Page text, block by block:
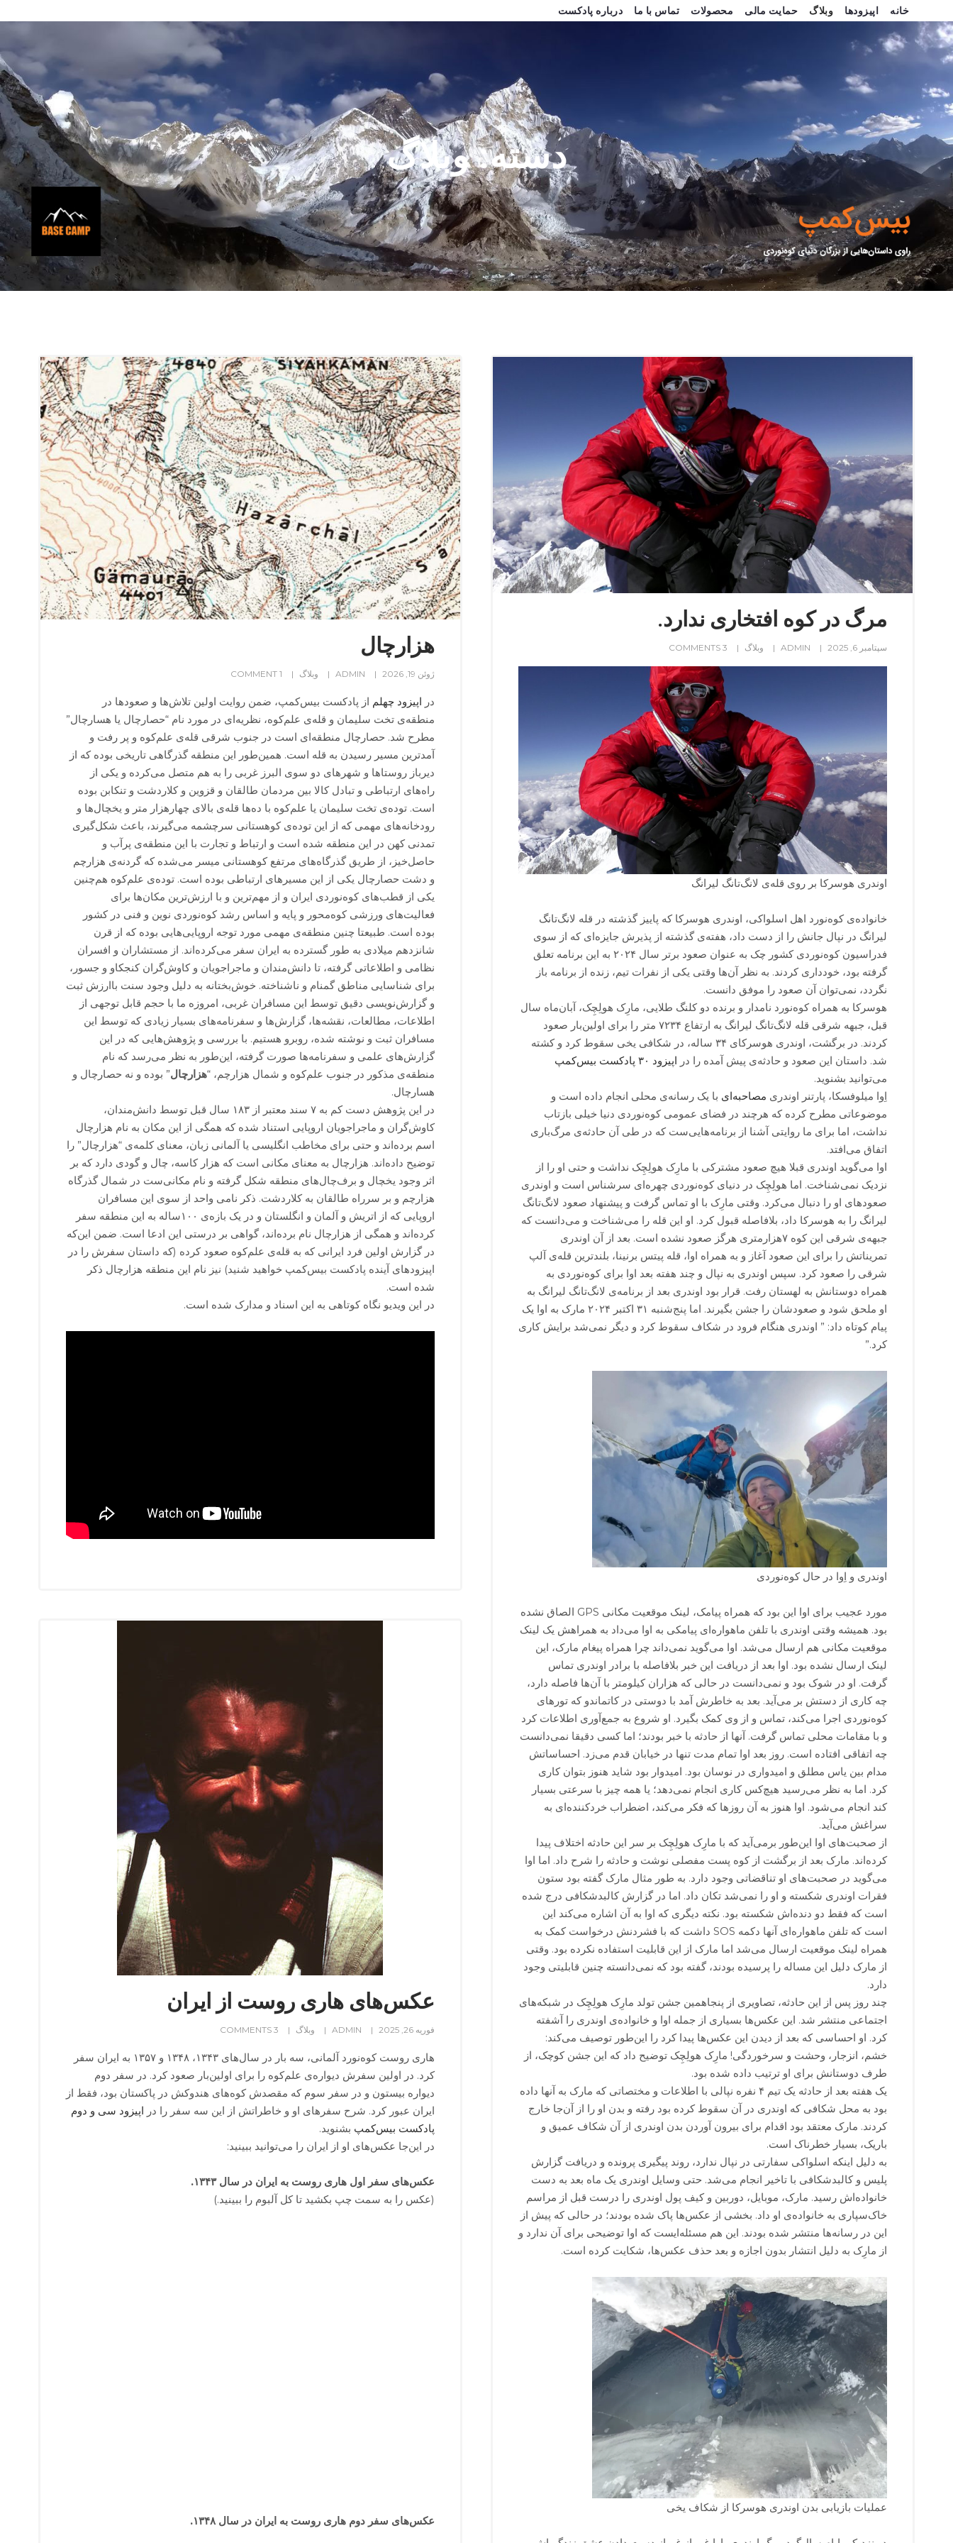
درباره پادکست تماس با ما محصولات حمایت مالی وبلاگ اپیزودها خانه
دسته:وبلاگ
هزارچال
ژوئن 19, 2026 ADMIN وبلاگ 1 COMMENT
در اپیزود چهلم از پادکست بیس‌کمپ، ضمن روایت اولین تلاش‌ها و صعودها در
منطقه‌ی تخت سلیمان و قله‌ی علم‌کوه، نظریه‌ای در مورد نام “حصارچال یا هسارچال”
مطرح شد. حصارچال منطقه‌ای است در جنوب شرقی قله‌ی علم‌کوه و پر رفت و
آمدترین مسیر رسیدن به قله است. همین‌طور این منطقه گذرگاهی تاریخی بوده که از
دیرباز روستاها و شهرهای دو سوی البرز غربی را به هم متصل می‌کرده و یکی از
راه‌های ارتباطی و تبادل کالا بین مردمان طالقان و قزوین و کلاردشت و تنکابن بوده
است. توده‌ی تخت سلیمان یا علم‌کوه با ده‌ها قله‌ی بالای چهارهزار متر و یخچال‌ها و
رودخانه‌های مهمی که از این توده‌ی کوهستانی سرچشمه می‌گیرند، باعث شکل‌گیری
تمدنی کهن در این منطقه شده است و ارتباط و تجارت با این منطقه‌ی پرآب و
حاصل‌خیز، از طریق گذرگاه‌های مرتفع کوهستانی میسر می‌شده که گردنه‌ی هزارچم
و دشت حصارچال یکی از این مسیرهای ارتباطی بوده است. توده‌ی علم‌کوه هم‌چنین
یکی از قطب‌های کوه‌نوردی ایران و از مهم‌ترین‌ و با ارزش‌ترین مکان‌ها برای
فعالیت‌های ورزشی کوه‌محور و پایه و اساس رشد کوه‌نوردی نوین و فنی در کشور
بوده است. طبیعتا چنین منطقه‌ی مهمی مورد توجه اروپایی‌هایی بوده که از قرن
شانزدهم میلادی به طور گسترده به ایران سفر می‌کرده‌اند. از مستشاران و افسران
نظامی و اطلاعاتی گرفته، تا دانش‌مندان و ماجراجویان و کاوش‌گران کنجکاو و جسور،
برای شناسایی مناطق گمنام و ناشناخته. خوش‌بختانه به دلیل وجود سنت باارزش ثبت
و گزارش‌نویسی دقیق توسط این مسافران غربی، امروزه ما با حجم قابل توجهی از
اطلاعات، مطالعات، نقشه‌ها، گزارش‌ها و سفرنامه‌های بسیار زیادی که توسط این
مسافران ثبت و نوشته شده، روبرو هستیم. با بررسی و پژوهش‌هایی که در این
گزارش‌های علمی و سفرنامه‌ها صورت گرفته، این‌طور به نظر می‌رسد که نام
منطقه‌ی مذکور در جنوب علم‌کوه و شمال هزارچم، “هزارچال” بوده و نه حصارچال و
هسارچال.
در این پژوهش دست کم به ۷ سند معتبر از ۱۸۳ سال قبل توسط دانش‌مندان،
کاوش‌گران و ماجراجویان اروپایی استناد شده که همگی از این مکان به نام هزارچال
اسم برده‌اند و حتی برای مخاطب انگلیسی یا آلمانی زبان، معنای کلمه‌ی “هزارچال” را
توضیح داده‌اند. هزارچال به معنای مکانی است که هزار کاسه، چال و گودی دارد که بر
اثر وجود یخچال‌ و برف‌چال‌های منطقه شکل گرفته و نام مکانی‌ست در شمال گذرگاه
هزارچم و بر سرراه طالقان به کلاردشت. ذکر نامی واحد از سوی این مسافران
اروپایی که از اتریش و آلمان و انگلستان و در یک بازه‌ی ۱۰۰ساله به این منطقه سفر
کرده‌اند و همگی از هزارچال نام برده‌اند، گواهی بر درستی این ادعا است. ضمن این‌که
در گزارش اولین فرد ایرانی که به قله‌ی علم‌کوه صعود کرده (که داستان سفرش را در
اپیزودهای آینده پادکست بیس‌کمپ خواهید شنید) نیز نام این منطقه هزارچال ذکر
شده است.
در این ویدیو نگاه کوتاهی به این اسناد و مدارک شده است.
مرگ در کوه افتخاری ندارد.
سپتامبر 6, 2025 ADMIN وبلاگ 3 COMMENTS
اوندری هوسرکا بر روی قله‌ی لانگ‌تانگ لیرانگ
خانواده‌ی کوه‌نورد اهل اسلواکی، اوندری هوسرکا که پاییز گذشته در قله لانگ‌تانگ
لیرانگ در نپال جانش را از دست داد، هفته‌ی گذشته از پذیرش جایزه‌‌ای که از سوی
فدراسیون کوه‌نوردی کشور چک به عنوان صعود برتر سال ۲۰۲۴ به این برنامه تعلق
گرفته بود، خودداری کردند. به نظر آن‌ها وقتی یکی از نفرات تیم، زنده از برنامه باز
نگردد، نمی‌توان آن صعود را موفق دانست.
هوسرکا به همراه کوه‌نورد نامدار و برنده دو کلنگ طلایی، مارِک هولِچِک، آبان‌ماه سال
قبل، جبهه شرقی قله لانگ‌تانگ لیرانگ به ارتفاع ۷۲۳۴ متر را برای اولین‌بار صعود
کردند. در برگشت، اوندری هوسرکای ۳۴ ساله، در شکافی یخی سقوط کرد و کشته
شد. داستان این صعود و حادثه‌ی پیش آمده را در اپیزود ۳۰ پادکست بیس‌کمپ
می‌توانید بشنوید.
اِوا میلوفسکا، پارتنر اوندری مصاحبه‌ای با یک رسانه‌ی محلی انجام داده است و
موضوعاتی مطرح کرده که هرچند در فضای عمومی کوه‌نوردی دنیا خیلی بازتاب
نداشت، اما برای ما روایتی آشنا از برنامه‌هایی‌ست که در طی آن حادثه‌ی مرگ‌باری
اتفاق می‌افتد.
اوا می‌گوید اوندری قبلا هیچ صعود مشترکی با مارِک هولِچِک نداشت و حتی او را از
نزدیک نمی‌شناخت. اما هولِچِک در دنیای کوه‌نوردی چهره‌ای سرشناس است و اوندری
صعودهای او را دنبال می‌کرد. وقتی مارِک با او تماس گرفت و پیشنهاد صعود لانگ‌تانگ
لیرانگ را به هوسرکا داد، بلافاصله قبول کرد. او این قله را می‌شناخت و می‌دانست که
جبهه‌ی شرقی این کوه ۷هزارمتری هرگز صعود نشده است. بعد از آن اوندری
تمریناتش را برای این صعود آغاز و به همراه اوا، قله پیتس برنینا، بلندترین قله‌ی آلپ
شرقی را صعود کرد. سپس اوندری به نپال و چند هفته بعد اوا برای کوه‌نوردی به
همراه دوستانش به لهستان رفت. قرار بود اوندری بعد از برنامه‌ی لانگ‌تانگ لیرانگ به
او ملحق شود و صعودشان را جشن بگیرند. اما پنج‌شنبه ۳۱ اکتبر ۲۰۲۴ مارک به اوا یک
پیام کوتاه داد: ” اوندری هنگام فرود در شکاف سقوط کرد و دیگر نمی‌شد برایش کاری
کرد.”
اوندری و اِوا در حال کوه‌نوردی
مورد عجیب برای اوا این بود که همراه پیامک، لینک موقعیت مکانی GPS الصاق نشده
بود. همیشه وقتی اوندری با تلفن ماهواره‌ای پیامکی به اوا می‌داد به همراهش یک لینک
موقعیت مکانی هم ارسال می‌شد. اوا می‌گوید نمی‌داند چرا همراه پیغام مارک، این
لینک ارسال نشده بود. اوا بعد از دریافت این خبر بلافاصله با برادر اوندری تماس
گرفت. او در شوک بود و نمی‌دانست در حالی که هزاران کیلومتر با آن‌ها فاصله دارد،
چه کاری از دستش بر می‌آید. بعد به خاطرش آمد با دوستی در کاتماندو که تورهای
کوه‌نوردی اجرا می‌کند، تماس و از وی کمک بگیرد. او شروع به جمع‌آوری اطلاعات کرد
و با مقامات محلی تماس گرفت. آنها از حادثه با خبر بودند؛ اما کسی دقیقا نمی‌دانست
چه اتفاقی افتاده است. روز بعد اوا تمام مدت تنها در خیابان قدم می‌زد. احساساتش
مدام بین یاس مطلق و امیدواری در نوسان بود. امیدوار بود شاید هنوز بتوان کاری
کرد. اما به نظر می‌رسید هیچ‌کس کاری انجام نمی‌دهد؛ یا همه چیز با سرعتی بسیار
کند انجام می‌شود. اوا هنوز به آن روزها که فکر می‌کند، اضطراب خردکننده‌ای به
سراغش می‌آید.
از صحبت‌های اوا این‌طور برمی‌آید که با مارِک هولِچِک بر سر این حادثه اختلاف پیدا
کرده‌اند. مارک بعد از برگشت از کوه پست مفصلی نوشت و حادثه را شرح داد. اما اوا
می‌گوید در صحبت‌های او تناقضاتی وجود دارد. به طور مثال مارک گفته بود ستون
فقرات اوندری شکسته و او را نمی‌شد تکان داد. اما در گزارش کالبدشکافی درج شده
است که فقط دو دنده‌اش شکسته بود. نکته دیگری که اوا به آن اشاره می‌کند این
است که تلفن ماهواره‌ای آنها دکمه SOS داشت که با فشردنش درخواست کمک به
همراه لینک موقعیت ارسال می‌شد اما مارک از این قابلیت استفاده نکرده بود. وقتی
از مارک دلیل این مساله را پرسیده بودند، گفته بود که نمی‌دانسته چنین قابلیتی وجود
دارد.
چند روز پس از این حادثه، تصاویری از پنجاهمین جشن تولد مارِک هولِچِک در شبکه‌های
اجتماعی منتشر شد. این عکس‌ها بسیاری از جمله اوا و خانواده‌ی اوندری را آشفته
کرد. او احساسی که بعد از دیدن این عکس‌ها پیدا کرد را این‌طور توصیف می‌کند:
خشم، انزجار، وحشت و سرخوردگی! مارِک هولِچِک توضیح داد که این جشن کوچک، از
طرف دوستانش برای او ترتیب داده شده بود.
یک هفته بعد از حادثه یک تیم ۴ نفره نپالی با اطلاعات و مختصاتی که مارک به آنها داده
بود به محل شکافی که اوندری در آن سقوط کرده بود رفته و بدن او را از آن‌جا خارج
کردند. مارک معتقد بود اقدام برای بیرون آوردن بدن اوندری از آن شکاف عمیق و
باریک، بسیار خطرناک است.
به دلیل اینکه اسلواکی سفارتی در نپال ندارد، روند پیگیری پرونده و دریافت گزارش
پلیس و کالبدشکافی با تاخیر انجام می‌شد. حتی وسایل اوندری یک ماه بعد به دست
خانواده‌اش رسید. مارک، موبایل، دوربین و کیف پول اوندری را درست قبل از مراسم
خاک‌سپاری به خانواده‌ی او داد. بخشی از عکس‌ها پاک شده بودند؛ در حالی که پیش از
این در رسانه‌ها منتشر شده بودند. این هم مسئله‌ایست که اوا توضیحی برای آن ندارد و
از مارِک به دلیل انتشار بدون اجازه و بعد حذف عکس‌ها، شکایت کرده‌ است.
عملیات بازیابی بدن اوندری هوسرکا از شکاف یخی
عکس‌های هاری روست از ایران
فوریه 26, 2025 ADMIN وبلاگ 3 COMMENTS
هاری روست کوه‌نورد آلمانی، سه بار در سال‌های ۱۳۴۳، ۱۳۴۸ و ۱۳۵۷ به ایران سفر
کرد. در اولین سفرش دیواره‌ی علم‌کوه را برای اولین‌بار صعود کرد. در سفر دوم
دیواره بیستون و در سفر سوم که مقصدش کوه‌های هندوکش در پاکستان بود، فقط از
ایران عبور کرد. شرح سفرهای او و خاطراتش از این سه سفر را در اپیزود سی و دوم
پادکست بیس‌کمپ بشنوید.
در این‌جا عکس‌های او از ایران را می‌توانید ببینید:
عکس‌های سفر اول هاری روست به ایران در سال ۱۳۴۳.
(عکس را به سمت چپ بکشید تا کل آلبوم را ببینید.)
عکس‌های سفر دوم هاری روست به ایران در سال ۱۳۴۸.